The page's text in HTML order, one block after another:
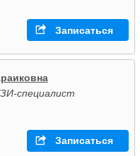
Записаться
специалист
Записаться